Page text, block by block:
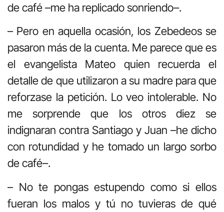
de café –me ha replicado sonriendo–.
– Pero en aquella ocasión, los Zebedeos se
pasaron más de la cuenta. Me parece que es
el evangelista Mateo quien recuerda el
detalle de que utilizaron a su madre para que
reforzase la petición. Lo veo intolerable. No
me sorprende que los otros diez se
indignaran contra Santiago y Juan –he dicho
con rotundidad y he tomado un largo sorbo
de café–.
– No te pongas estupendo como si ellos
fueran los malos y tú no tuvieras de qué